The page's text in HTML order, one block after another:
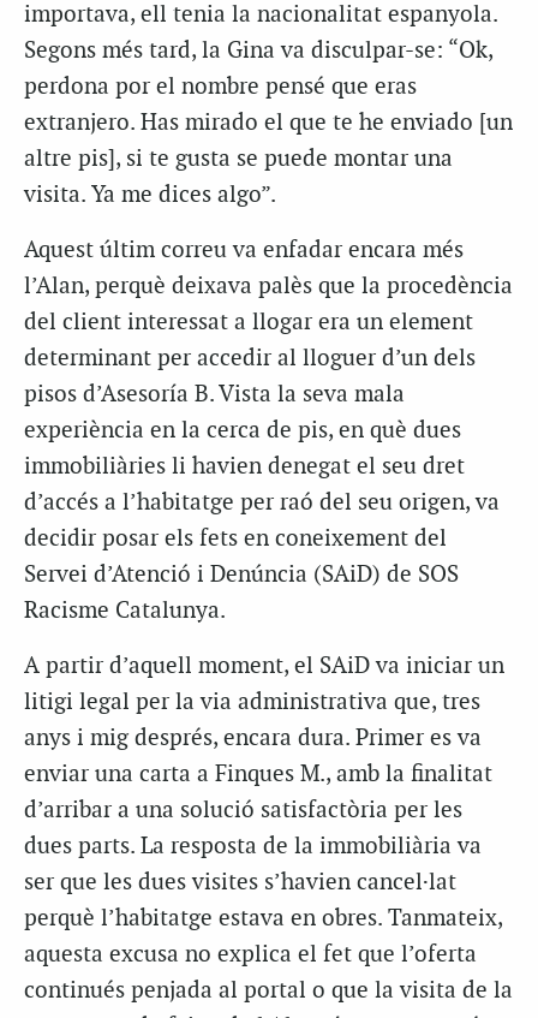
importava, ell tenia la nacionalitat espanyola.
Segons més tard, la Gina va disculpar-se: “Ok,
perdona por el nombre pensé que eras
extranjero. Has mirado el que te he enviado [un
altre pis], si te gusta se puede montar una
visita. Ya me dices algo”.
Aquest últim correu va enfadar encara més
l’Alan, perquè deixava palès que la procedència
del client interessat a llogar era un element
determinant per accedir al lloguer d’un dels
pisos d’Asesoría B. Vista la seva mala
experiència en la cerca de pis, en què dues
immobiliàries li havien denegat el seu dret
d’accés a l’habitatge per raó del seu origen, va
decidir posar els fets en coneixement del
Servei d’Atenció i Denúncia (SAiD) de SOS
Racisme Catalunya.
A partir d’aquell moment, el SAiD va iniciar un
litigi legal per la via administrativa que, tres
anys i mig després, encara dura. Primer es va
enviar una carta a Finques M., amb la finalitat
d’arribar a una solució satisfactòria per les
dues parts. La resposta de la immobiliària va
ser que les dues visites s’havien cancel·lat
perquè l’habitatge estava en obres. Tanmateix,
aquesta excusa no explica el fet que l’oferta
continués penjada al portal o que la visita de la